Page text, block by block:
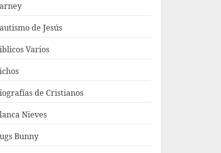
de Jesús
Varios
de Cristianos
Nieves
Bunny